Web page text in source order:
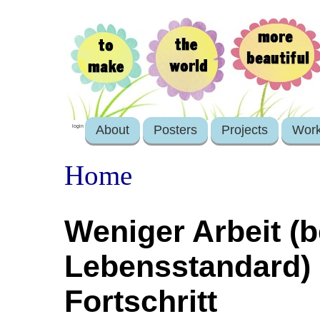
login About Posters Projects
Home
Weniger Arbeit
Fortschritt